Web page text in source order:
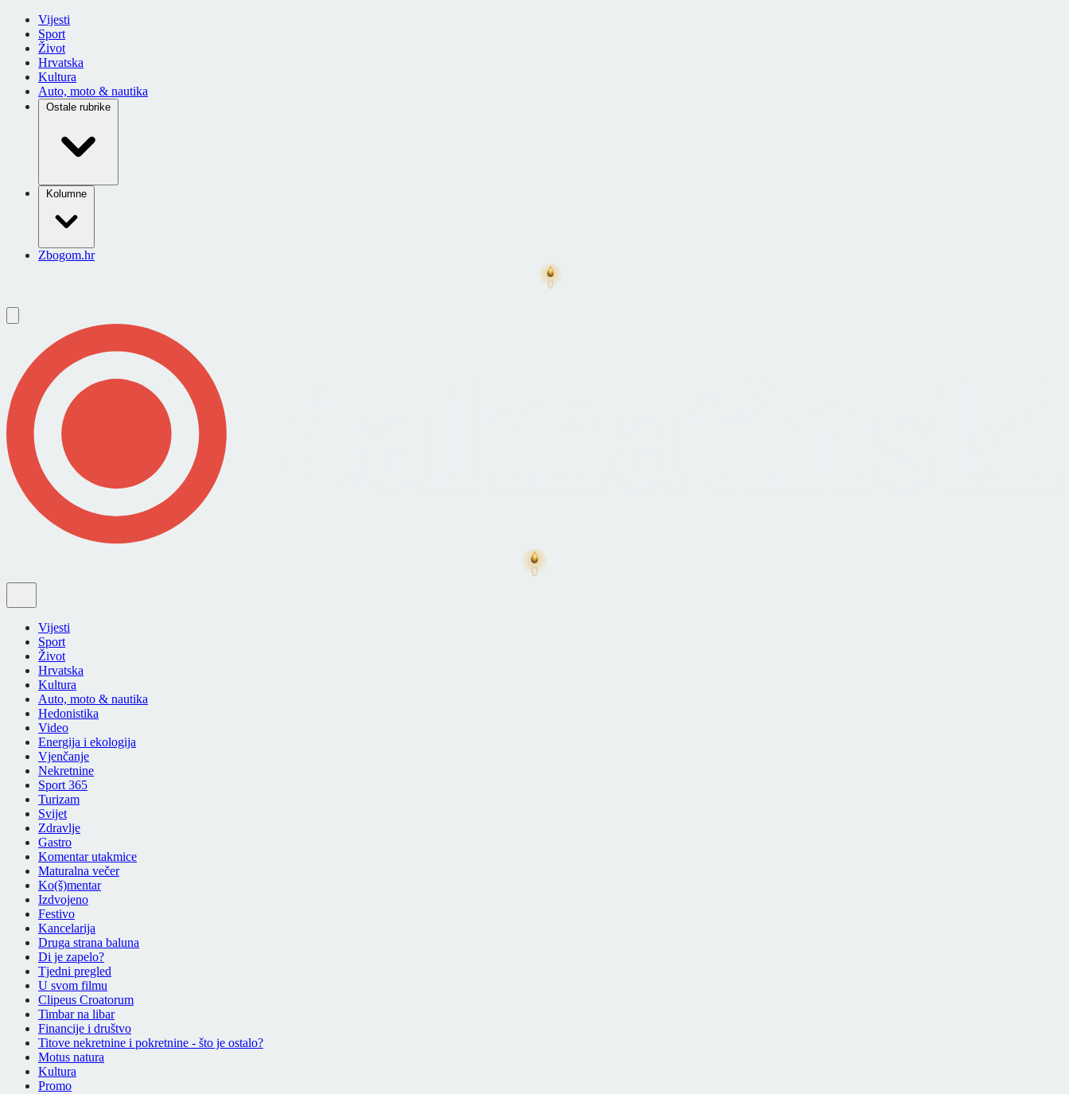
Vijesti
Sport
Život
Hrvatska
Kultura
Auto, moto & nautika
Ostale rubrike
Kolumne
Zbogom.hr
Vijesti
Sport
Život
Hrvatska
Kultura
Auto, moto & nautika
Hedonistika
Video
Energija i ekologija
Vjenčanje
Nekretnine
Sport 365
Turizam
Svijet
Zdravlje
Gastro
Komentar utakmice
Maturalna večer
Ko(š)mentar
Izdvojeno
Festivo
Kancelarija
Druga strana baluna
Di je zapelo?
Tjedni pregled
U svom filmu
Clipeus Croatorum
Timbar na libar
Financije i društvo
Titove nekretnine i pokretnine - što je ostalo?
Motus natura
Kultura
Promo